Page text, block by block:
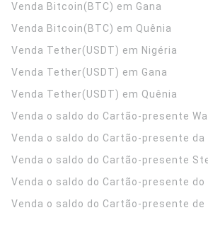
Venda Bitcoin(BTC) em Gana
Venda Bitcoin(BTC) em Quênia
Venda Tether(USDT) em Nigéria
Venda Tether(USDT) em Gana
Venda Tether(USDT) em Quênia
Venda o saldo do Cartão-presente
Venda o saldo do Cartão-presente da
Venda o saldo do Cartão-presente
Venda o saldo do Cartão-presente do
Venda o saldo do Cartão-presente de